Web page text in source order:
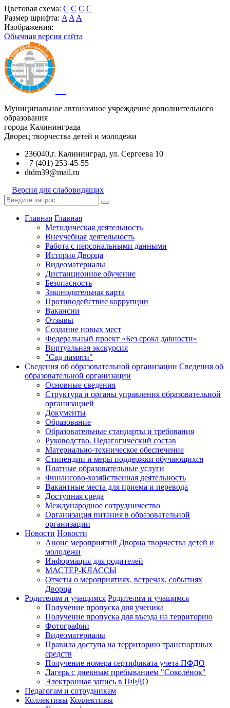
Цветовая схема: C C C C
Размер шрифта: A A A
Изображения:
Обычная версия сайта
Муниципальное автономное учреждение дополнительного
образования
города Калининграда
Дворец творчества детей и молодежи
236040,г. Калининград, ул. Сергеева 10
+7 (401) 253-45-55
dtdm39@mail.ru
Версия для слабовидящих
Главная Главная
Методическая деятельность
Внеучебная деятельность
Работа с персональными данными
История Дворца
Видеоматериалы
Дистанционное обучение
Безопасность
Законодательная карта
Противодействие коррупции
Вакансии
Отзывы
Создание новых мест
Федеральный проект «Без срока давности»
Виртуальная экскурсия
"Сад памяти"
Сведения об образовательной организации Сведения об
образовательной организации
Основные сведения
Структура и органы управления образовательной
организацией
Документы
Образование
Образовательные стандарты и требования
Руководство. Педагогический состав
Материально-техническое обеспечение
Стипендии и меры поддержки обучающихся
Платные образовательные услуги
Финансово-хозяйственная деятельность
Вакантные места для приема и перевода
Доступная среда
Международное сотрудничество
Организация питания в образовательной
организации
Новости Новости
Анонс мероприятий Дворца творчества детей и
молодежи
Информация для родителей
МАСТЕР-КЛАССЫ
Отчеты о мероприятиях, встречах, событиях
Дворца
Родителям и учащимся Родителям и учащимся
Получение пропуска для ученика
Получение пропуска для въезда на территорию
Фотографии
Видеоматериалы
Правила доступа на территорию транспортных
средств
Получение номера сертификата учета ПФДО
Лагерь с дневным пребыванием "Соколёнок"
Электронная запись в ПФДО
Педагогам и сотрудникам
Коллективы Коллективы